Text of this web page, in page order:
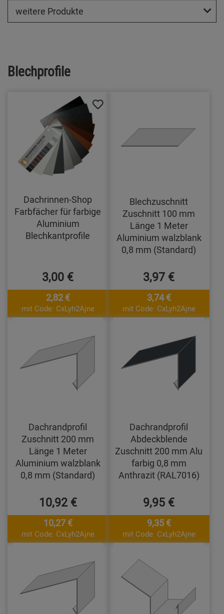
weitere Produkte
Blechprofile
Dachrinnen-Shop
Farbfächer für farbige
Aluminium
Blechkantprofile
3,00 €
2,82 €
mit Code: CxLyh2Ajne
Blechzuschnitt
Zuschnitt 100 mm
Länge 1 Meter
Aluminium walzblank
0,8 mm (Standard)
3,97 €
3,74 €
mit Code: CxLyh2Ajne
Dachrandprofil
Zuschnitt 200 mm
Länge 1 Meter
Aluminium walzblank
0,8 mm (Standard)
10,92 €
10,27 €
mit Code: CxLyh2Ajne
Dachrandprofil
Abdeckblende
Zuschnitt 200 mm Alu
farbig 0,8 mm
Anthrazit (RAL7016)
9,95 €
9,35 €
mit Code: CxLyh2Ajne